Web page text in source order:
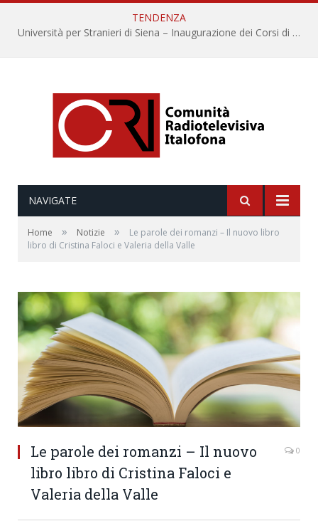
TENDENZA
Università per Stranieri di Siena – Inaugurazione dei Corsi di Lingua e Cultura Italiana, 109a annata
NAVIGATE
Home » Notizie »
Le parole dei romanzi – Il nuovo libro
libro di Cristina Faloci e Valeria della Valle
Le parole dei romanzi – Il nuovo
libro libro di Cristina Faloci e
Valeria della Valle
0